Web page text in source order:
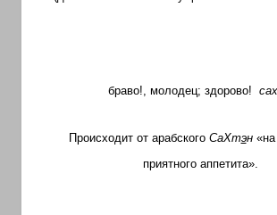
браво!, молодец; здорово!
Происходит от арабского СаХтэн
приятного аппетита».